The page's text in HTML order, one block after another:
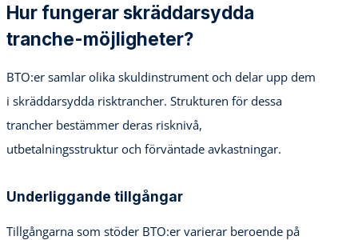
Hur fungerar skräddarsydda
tranche-möjligheter?
BTO:er samlar olika skuldinstrument och delar upp dem
i skräddarsydda risktrancher. Strukturen för dessa
trancher bestämmer deras risknivå,
utbetalningsstruktur och förväntade avkastningar.
Underliggande tillgångar
Tillgångarna som stöder BTO:er varierar beroende på